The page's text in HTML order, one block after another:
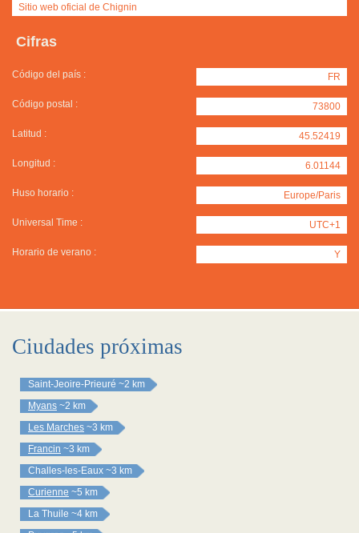
Sitio web oficial de Chignin
Cifras
Código del país : FR
Código postal : 73800
Latitud : 45.52419
Longitud : 6.01144
Huso horario : Europe/Paris
Universal Time : UTC+1
Horario de verano : Y
Ciudades próximas
Saint-Jeoire-Prieuré ~2 km
Myans ~2 km
Les Marches ~3 km
Francin ~3 km
Challes-les-Eaux ~3 km
Curienne ~5 km
La Thuile ~4 km